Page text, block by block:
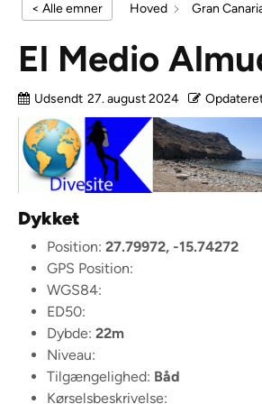
< Alle emner Hoved Gran
El Medio
Udsendt 27. august 2024
Dykket
Position: 27.79972, -15.74272
GPS Position:
WGS84:
ED50:
Dybde: 22m
Niveau:
Tilgængelighed: Båd
Kørselsbeskrivelse: